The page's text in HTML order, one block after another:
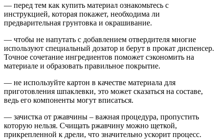
— перед тем как купить материал ознакомьтесь с
инструкцией, которая покажет, необходима ли
предварительная грунтовка и окрашивание.
— чтобы не напутать с добавлением отвердителя многие
используют специальный дозатор и берут в прокат диспенсер.
Точное сочетание ингредиентов поможет сэкономить на
материале и образовать правильное покрытие.
— не используйте картон в качестве материала для
приготовления шпаклевки, это может сказаться на составе,
ведь его компоненты могут вписаться.
— зачистка от ржавчины – важная процедура, пропустить
которую нельзя. Счищать ржавчину можно щеткой,
прикрепленной к дрели, что значительно ускорит процесс.